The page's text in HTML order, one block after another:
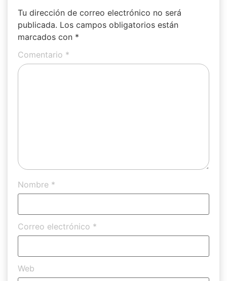
Tu dirección de correo electrónico no será
publicada. Los campos obligatorios están
marcados con *
Comentario *
Nombre *
Correo electrónico *
Web